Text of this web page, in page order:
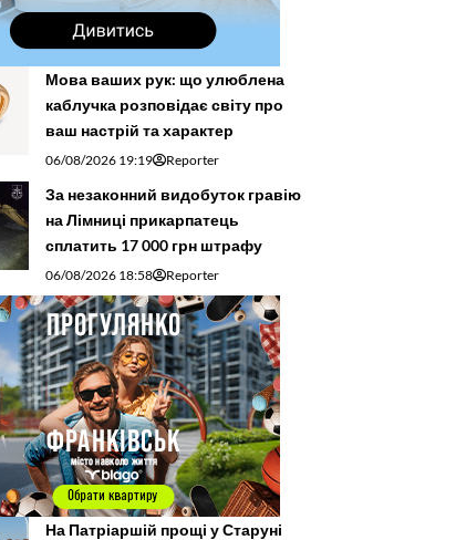
Мова ваших рук: що улюблена
каблучка розповідає світу про
ваш настрій та характер
06/08/2026 19:19 Reporter
За незаконний видобуток гравію
на Лімниці прикарпатець
сплатить 17 000 грн штрафу
06/08/2026 18:58 Reporter
На Патріаршій прощі у Старуні